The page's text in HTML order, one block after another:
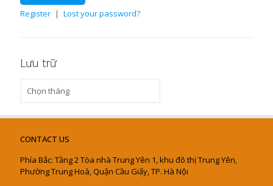
Register | Lost your password?
Lưu trữ
trữ
CONTACT US
Phía Bắc: Tầng 2 Tòa nhà Trung Yên 1, khu đô thị Trung Yên,
Phường Trung Hoà, Quận Cầu Giấy, TP. Hà Nội